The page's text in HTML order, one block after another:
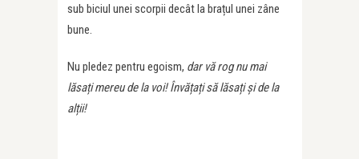
sub biciul unei scorpii decât la brațul unei zâne
bune.
Nu pledez pentru egoism, dar vă rog nu mai
lăsați mereu de la voi! Învățați să lăsați și de la
alții!